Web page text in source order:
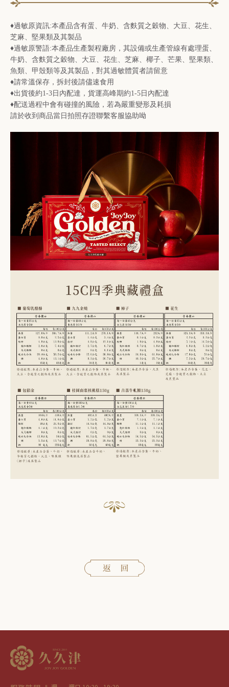
♦過敏原資訊:本產品含有蛋、牛奶、含麩質之穀物、大豆、花生、
芝麻、堅果類及其製品
♦過敏原警語:本產品生產製程廠房，其設備或生產管線有處理蛋、
牛奶、含麩質之穀物、大豆、花生、芝麻、椰子、芒果、堅果類、
魚類、甲殼類等及其製品，對其過敏體質者請留意
♦請常溫保存，拆封後請儘速食用
♦出貨後約1-3日內配達，貨運高峰期約1-5日內配達
♦配送過程中會有碰撞的風險，若為嚴重變形及耗損
請於收到商品當日拍照存證聯繫客服協助呦